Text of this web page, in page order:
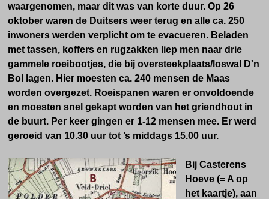
waargenomen, maar dit was van korte duur. Op 26
oktober waren de Duitsers weer terug en alle ca. 250
inwoners werden verplicht om te evacueren. Beladen
met tassen, koffers en rugzakken liep men naar drie
gammele roeibootjes, die bij oversteekplaats/loswal D'n
Bol lagen. Hier moesten ca. 240 mensen de Maas
worden overgezet. Roeispanen waren er onvoldoende
en moesten snel gekapt worden van het griendhout in
de buurt. Per keer gingen er 1-12 mensen mee. Er werd
geroeid van 10.30 uur tot ’s middags 15.00 uur.
Bij Casterens
Hoeve (= A op
het kaartje), aan